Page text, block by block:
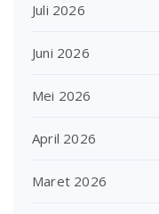
Juli 2026
Juni 2026
Mei 2026
April 2026
Maret 2026